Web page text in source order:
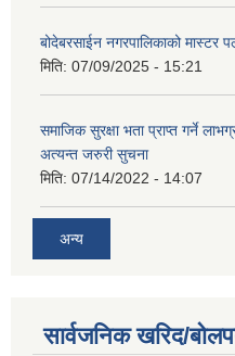
बोदेबरसाईन नगरपालिकाको मास्टर
मिति: 07/09/2025 - 15:21
समाजिक सुरक्षा भता प्राप्त गर्ने
अत्यन्त जरुरी सुचना
मिति: 07/14/2022 - 14:07
अन्य
सार्वजनिक खरिद/